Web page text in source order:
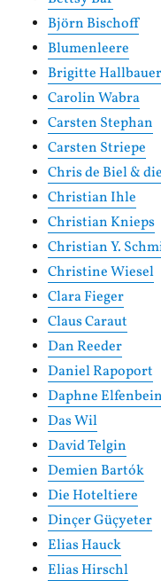
Björn Bischoff
Blumenleere
Brigitte Hallbauer
Carolin Wabra
Carsten Stephan
Carsten Striepe
Chris de Biel &
Christian Ihle
Christian Knieps
Christian Y.
Christine Wiesel
Clara Fieger
Claus Caraut
Dan Reeder
Daniel Rapoport
Daphne Elfenbein
Das Wil
David Telgin
Demien Bartók
Die Hoteltiere
Dinçer Güçyeter
Elias Hauck
Elias Hirschl